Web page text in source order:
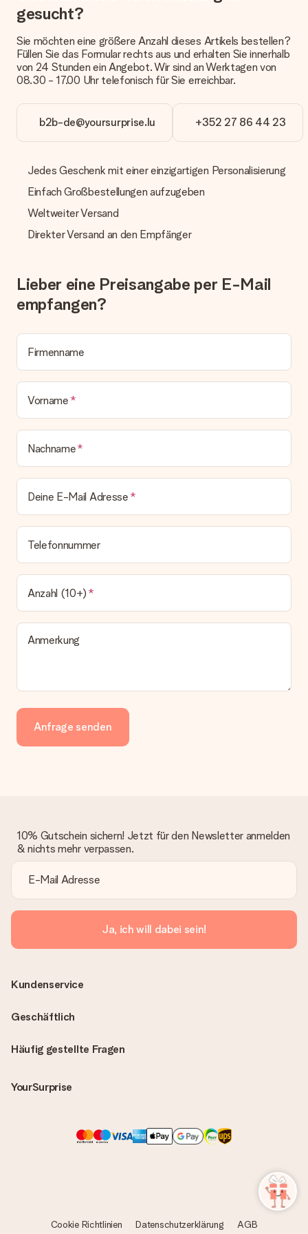
anbieten. Das Geschenk, das bestellt wird, wird als Paket oder
Päckchen versendet. Möchtest du wissen, ob es als Paket
Kundenservice.
Zahlung
Wir bieten die folgenden Zahlungsoptionen an: Vorauskasse
mit normaler Überweisung, Sofortüberweisung, Paypal,
Kreditkarte oder auf Rechnung über Klarna. Bei einer
manuellen Überweisung verlängert sich die Lieferzeit des
Geschenk empfangen
Was, wenn das Geschenk meine Erwartungen nicht
erfüllt?
Sollte das Geschenk wider Erwarten deine Erwartungen nicht
Wird die Rechnung mit der Bestellung mitverschickt?
Alle Lieferungen erfolgen ohne Rechnung und/oder
zeitgleich mit der Bestätigungsmail und kannst sie jederzeit in
deinem MySurprise Account einsehen. Du kannst das
gesucht?
Sie möchten eine größere Anzahl dieses Artikels bestellen?
Füllen Sie das Formular rechts aus und erhalten Sie innerhalb
von 24 Stunden ein Angebot. Wir sind an Werktagen von
08.30 - 17.00 Uhr telefonisch für Sie erreichbar.
b2b-de@yoursurprise.lu +352 27 86 44 23
Jedes Geschenk mit einer einzigartigen Personalisierung
Einfach Großbestellungen aufzugeben
Weltweiter Versand
Direkter Versand an den Empfänger
Lieber eine Preisangabe per E-Mail
empfangen?
Firmenname
Vorname
Nachname
Deine E-Mail Adresse
Telefonnummer
Anzahl (10+)
Anmerkung
Anfrage senden
10% Gutschein sichern! Jetzt für den Newsletter anmelden
& nichts mehr verpassen.
Ja, ich will dabei sein!
Häufig gestellte Fragen
YourSurprise
Kundenservice
Geschäftlich
Cookie Richtlinien Datenschutzerklärung AGB